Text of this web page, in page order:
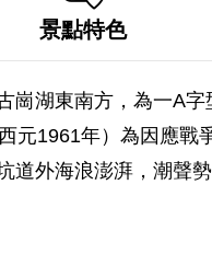
景點特色
崗湖東南方，為一A
元1961年）為因應
道外海浪澎湃，潮聲